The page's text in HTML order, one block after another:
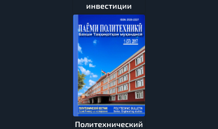
инвестиции
Политехнический